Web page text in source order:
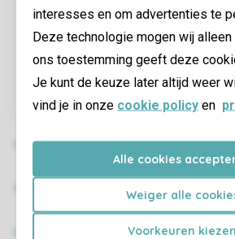
interesses en om advertenties te
Deze technologie mogen wij
ons toestemming geeft deze
Je kunt de keuze later altijd weer
vind je in onze cookie policy en
Alle cookies
Weiger alle
Voorkeuren kiezen